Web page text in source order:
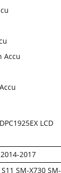
Accu
LCD
2017
SM-X730 SM-